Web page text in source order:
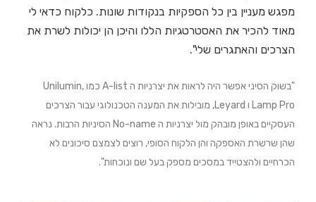
מפגש מעניין בין כל הספקיות בנקודות שונות. כלקוח כדאי לי
מאוד להכיר את האסטרטגיות הללו והיכן הן יכולות לשרת את
הצרכים והאתגרים שלי".
"בשוק הסיני אפשר היה לראות את יצרניות ה A-list כמו Unilumin,
Lamp Pro ו Leyard, מובילות את המענה הטכנולוגי עבור הצרכים
העסקיים באופן מובהק מול יצרניות ה No-name הסיניות הרבות. נראה
שהן שרשרת האספקה והן הלקוח הסופי, רוצים לצמצם סיכונים לא
הכרחיים ולהצטייד במסכים מספק בעל שם ונוכחות".